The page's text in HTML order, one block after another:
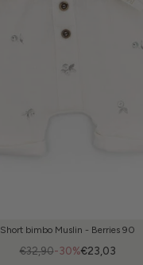
Short bimbo Muslin - Berries 90
-30%
€32,90 €23,03